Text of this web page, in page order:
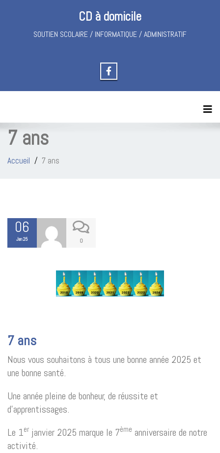
CD à domicile
SOUTIEN SCOLAIRE / INFORMATIQUE / ADMINISTRATIF
7 ans
Accueil 7 ans
06
Jan 25 0
7 ans
Nous vous souhaitons à tous une bonne année 2025 et
une bonne santé.
Une année pleine de bonheur, de réussite et
d’apprentissages.
Le 1er janvier 2025 marque le 7ème anniversaire de notre
activité.